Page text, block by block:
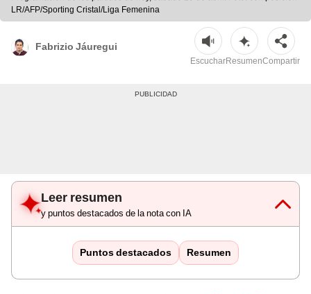
LR/AFP/Sporting Cristal/Liga Femenina
Fabrizio Jáuregui
EscucharResumenCompartir
Leer resumen
y puntos destacados de la nota con IA
Puntos destacados Resumen